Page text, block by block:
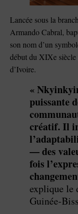
Lancée sous la
Armando Cabral,
son nom d’un
début du XIXe siècle
d’Ivoire.
«
puissante
créatif. Il
— des
fois
explique le
Guinée-